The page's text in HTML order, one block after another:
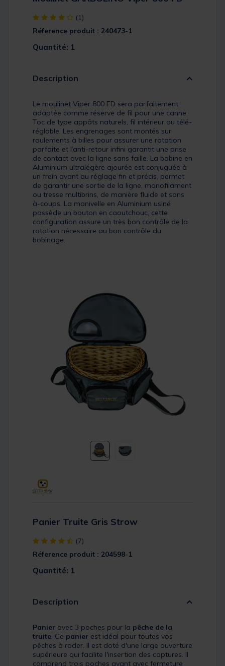
[object Object] out of 5 Customer Rating
(1)
Réference produit : 240473-1
Quantité: 1
Description
Le moulinet Viper 800 FD sera parfaitement
adaptée comme réserve de fil pour une canne
Toc de type appâts naturels, fil intérieur ou télé-
réglable. Les engrenages sont montés sur
roulements à billes pour assurer une rotation
parfaite et l’anti-retour infini garantit une prise
de contact avec la ligne sans faille. La bobine en
Aluminium ultralégère ajourée est conjuguée à
un frein avant au réglage fin et précis, permet
de garantir une sortie de la ligne, monofilament
ou tresse multibrins, de manière fluide et sans
à-coups. La manivelle en Aluminium usiné
possède un bouton en caoutchouc, cette
configuration assure un très bon contrôle de la
rotation nécessaire au bon contrôle du
bobinage.
Panier Truite Gris Strow
[object Object] out of 5 Customer Rating
(7)
Réference produit : 204598-1
Quantité: 1
Description
Panier avec 3 poches pour la pêche de la
truite. Ce panier est idéal pour toutes vos
pêches à roder. Il est doté d'une large ouverture
supérieure qui facilite l'insertion des captures. Il
comprend trois poches avant avec fermeture